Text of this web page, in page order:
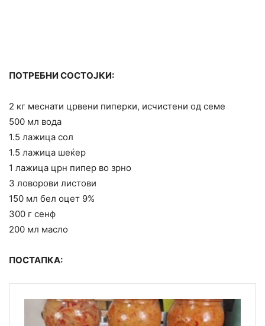
ПОТРЕБНИ СОСТОЈКИ:
2 кг меснати црвени пиперки, исчистени од семе
500 мл вода
1.5 лажица сол
1.5 лажица шеќер
1 лажица црн пипер во зрно
3 ловорови листови
150 мл бел оцет 9%
300 г сенф
200 мл масло
ПОСТАПКА: